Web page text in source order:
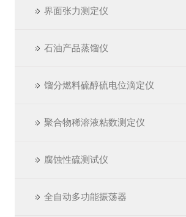
界面张力测定仪
石油产品蒸馏仪
馏分燃料硫醇硫电位滴定仪
聚合物稀溶液粘数测定仪
腐蚀性硫测试仪
全自动多功能振荡器